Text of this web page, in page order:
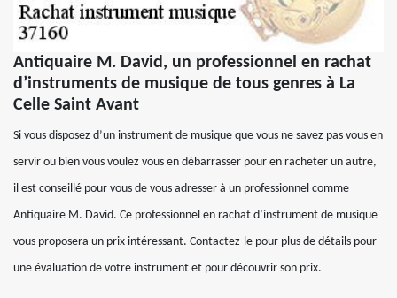
Antiquaire M. David, un professionnel en rachat
d’instruments de musique de tous genres à La
Celle Saint Avant
Si vous disposez d’un instrument de musique que vous ne savez pas vous en
servir ou bien vous voulez vous en débarrasser pour en racheter un autre,
il est conseillé pour vous de vous adresser à un professionnel comme
Antiquaire M. David. Ce professionnel en rachat d’instrument de musique
vous proposera un prix intéressant. Contactez-le pour plus de détails pour
une évaluation de votre instrument et pour découvrir son prix.